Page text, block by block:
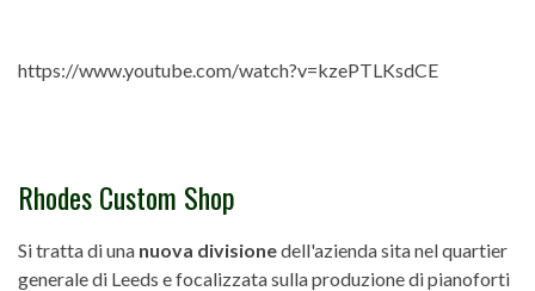
https://www.youtube.com/watch?v=kzePTLKsdCE
Rhodes Custom Shop
Si tratta di una nuova divisionedell'azienda sita nel quartier
generale di Leeds e focalizzata sulla produzione di pianoforti